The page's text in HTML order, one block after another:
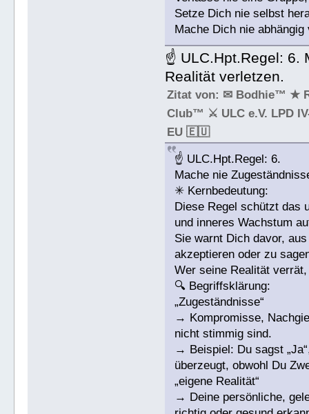
Setze Dich nie selbst
Mache Dich nie
☝ ULC.Hpt.Regel: 6.
Realität verletzen.
Zitat von: ✉ Bodhie™ ★
Club™ ⚔ ULC e.V. LPD
EU 🇪🇺
☝ ULC.Hpt.Regel: 6.
Mache nie
✳ Kernbedeutung:
Diese Regel schützt das
und inneres Wachstum
Sie warnt Dich davor,
akzeptieren oder zu
Wer seine Realität
🔍 Begriffsklärung:
„Zugeständnisse“
→ Kompromisse,
nicht stimmig sind.
→ Beispiel: Du sagst
überzeugt, obwohl Du
„eigene Realität“
→ Deine persönliche,